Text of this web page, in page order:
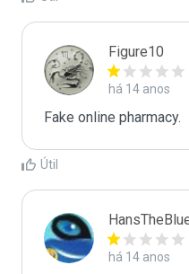
Figure10
há 14 anos
Fake online pharmacy.
Útil
há 14 anos